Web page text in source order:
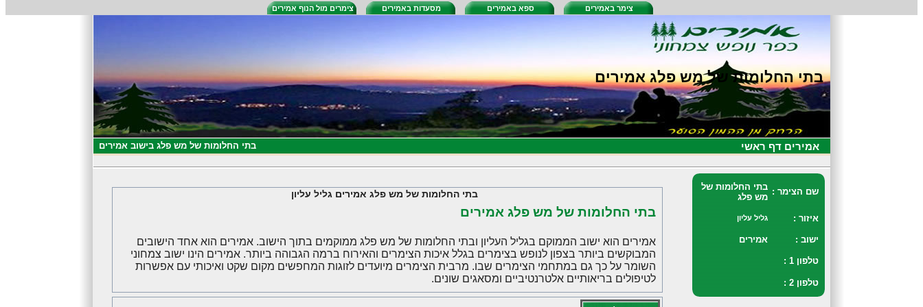
צימר באמירים ספא באמירים מסעדות באמירים צימרים מול הנוף אמירים
בתי החלומות של מש פלג אמירים
אמירים דף ראשי בתי החלומות של מש פלג בישוב אמירים
שם הצימר : בתי החלומות של
מש פלג
איזור : גליל עליון
ישוב : אמירים
טלפון 1 :
טלפון 2 :
בתי החלומות של מש פלג אמירים גליל עליון
בתי החלומות של מש פלג אמירים
אמירים הוא ישוב הממוקם בגליל העליון ובתי החלומות של מש פלג ממוקמים בתוך הישוב. אמירים הוא אחד הישובים
המבוקשים ביותר בצפון לנופש בצימרים בגלל איכות הצימרים והאירוח ברמה הגבוהה ביותר. אמירים הינו ישוב צמחוני
השומר על כך גם במתחמי הצימרים שבו. מרבית הצימרים מיועדים לזוגות המחפשים מקום שקט ואיכותי עם אפשרות
לטיפולים בריאותיים אלטרנטיביים ומסאגים שונים.